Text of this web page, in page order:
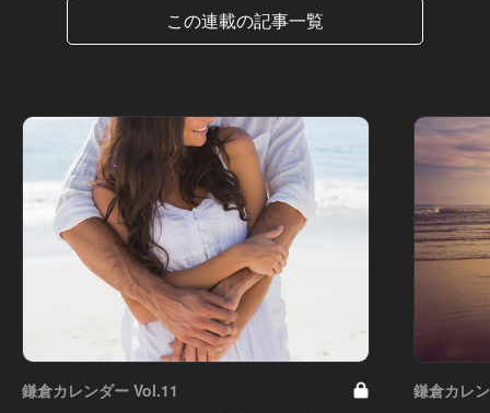
この連載の記事一覧
鎌倉カレンダー Vol.11 鎌倉カレ